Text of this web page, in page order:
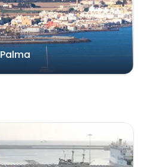
Palma